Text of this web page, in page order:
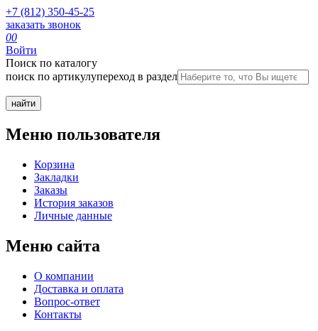
+7 (812) 350-45-25
заказать звонок
00
Войти
Поиск по каталогу
поиск по артикулупереход в раздел
Меню пользователя
Корзина
Закладки
Заказы
История заказов
Личные данные
Меню сайта
О компании
Доставка и оплата
Вопрос-ответ
Контакты